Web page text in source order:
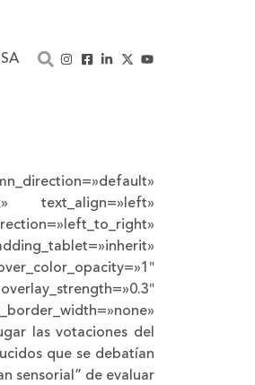
text_align=»left»
las votaciones del
que se debatían
sensorial” de evaluar